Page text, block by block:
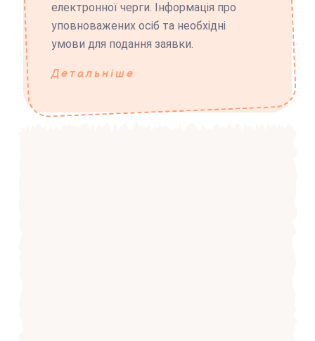
електронної черги. Інформація про
уповноважених осіб та необхідні
умови для подання заявки.
Детальніше